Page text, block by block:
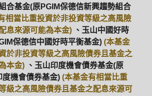
合基金(原PGIM保德信新興趨勢組合
相當比重投資於非投資等級之高風險
息來源可能為本金) 、玉山中國好時
保德信中國好時平衡基金) (本基金
於非投資等級之高風險債券且基金之
本金) 、玉山印度機會債券基金(原
度機會債券基金) (本基金有相當比重
級之高風險債券且基金之配息來源可